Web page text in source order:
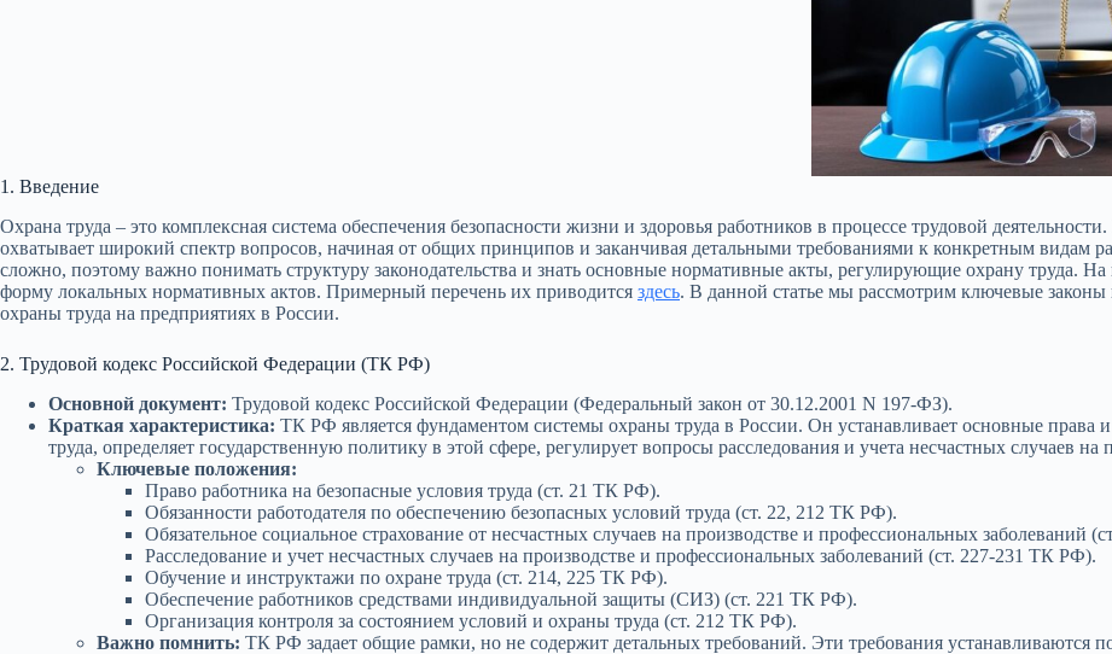
1. Введение
Охрана труда – это комплексная система обеспечения безопасности жизни и здоровья работников в процессе трудовой
охватывает широкий спектр вопросов, начиная от общих принципов и заканчивая детальными требованиями к конкретным видам
сложно, поэтому важно понимать структуру законодательства и знать основные нормативные акты, регулирующие охрану труда. На
форму локальных нормативных актов. Примерный перечень их приводится здесь. В данной статье мы рассмотрим ключевые
охраны труда на предприятиях в России.
2. Трудовой кодекс Российской Федерации (ТК РФ)
Основной документ: Трудовой кодекс Российской Федерации (Федеральный закон от 30.12.2001 N 197-ФЗ).
Краткая характеристика: ТК РФ является фундаментом системы охраны труда в России. Он устанавливает основные права
труда, определяет государственную политику в этой сфере, регулирует вопросы расследования и учета несчастных случаев
Ключевые положения:
Право работника на безопасные условия труда (ст. 21 ТК РФ).
Обязанности работодателя по обеспечению безопасных условий труда (ст. 22, 212 ТК РФ).
Обязательное социальное страхование от несчастных случаев на производстве и профессиональных заболеваний
Расследование и учет несчастных случаев на производстве и профессиональных заболеваний (ст. 227-231 ТК РФ).
Обучение и инструктажи по охране труда (ст. 214, 225 ТК РФ).
Обеспечение работников средствами индивидуальной защиты (СИЗ) (ст. 221 ТК РФ).
Организация контроля за состоянием условий и охраны труда (ст. 212 ТК РФ).
Важно помнить: ТК РФ задает общие рамки, но не содержит детальных требований. Эти требования